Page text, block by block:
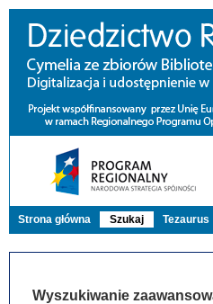
Strona główna Szukaj Tezaurus
Wyszukiwanie